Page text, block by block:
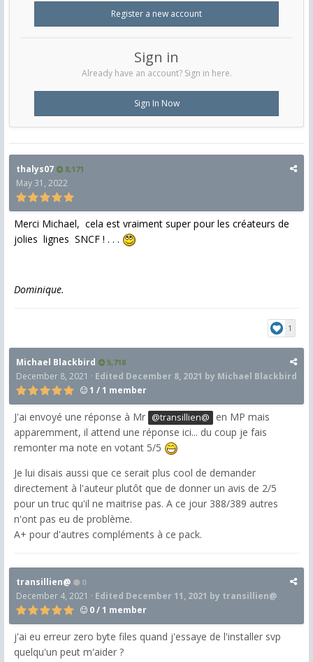
Register a new account
Sign in
Already have an account? Sign in here.
Sign In Now
thalys07 8,171
May 31, 2022
Merci Michael, cela est vraiment super pour les créateurs de
jolies lignes SNCF ! . . .
Dominique.
1
Michael Blackbird 5,718
December 8, 2021 · Edited December 8, 2021 by Michael Blackbird
1 / 1 member
J'ai envoyé une réponse à Mr @transillien@
en MP mais
apparemment, il attend une réponse ici... du coup je fais
remonter ma note en votant 5/5
Je lui disais aussi que ce serait plus cool de demander
directement à l'auteur plutôt que de donner un avis de 2/5
pour un truc qu'il ne maitrise pas. A ce jour 388/389 autres
n'ont pas eu de problème.
A+ pour d'autres compléments à ce pack.
transillien@ 0
December 4, 2021 · Edited December 11, 2021 by transillien@
0 / 1 member
j'ai eu erreur zero byte files quand j'essaye de l'installer svp
quelqu'un peut m'aider ?